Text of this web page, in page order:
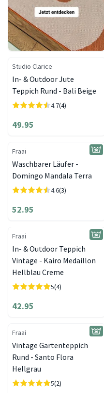
Studio Clarice
In- & Outdoor Jute
Teppich Rund - Bali Beige
4.7(4)
49.95
Fraai
Waschbarer Läufer -
Domingo Mandala Terra
4.6(3)
52.95
Fraai
In- & Outdoor Teppich
Vintage - Kairo Medaillon
Hellblau Creme
5(4)
42.95
Fraai
Vintage Gartenteppich
Rund - Santo Flora
Hellgrau
5(2)